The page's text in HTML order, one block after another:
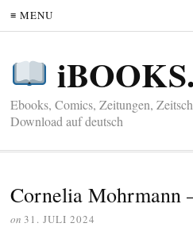
≡ MENU
Ebooks, Comics, Zeitungen,
Download auf deutsch
Cornelia Mohrmann
on 31. JULI 2024